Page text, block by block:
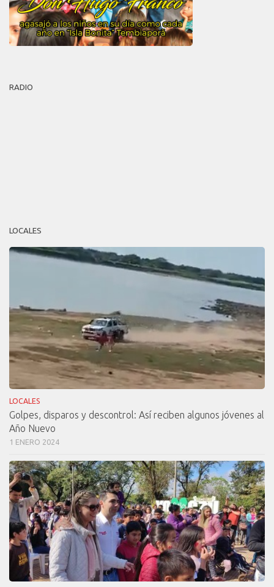
RADIO
LOCALES
LOCALES
Golpes, disparos y descontrol: Así reciben algunos jóvenes al
Año Nuevo
1 ENERO 2024